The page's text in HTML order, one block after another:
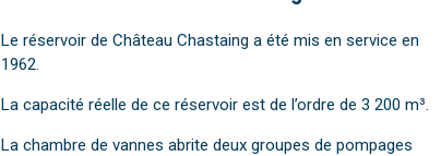
Le réservoir de Château Chastaing a été mis en service en
1962.
La capacité réelle de ce réservoir est de l’ordre de 3 200 m³.
La chambre de vannes abrite deux groupes de pompages